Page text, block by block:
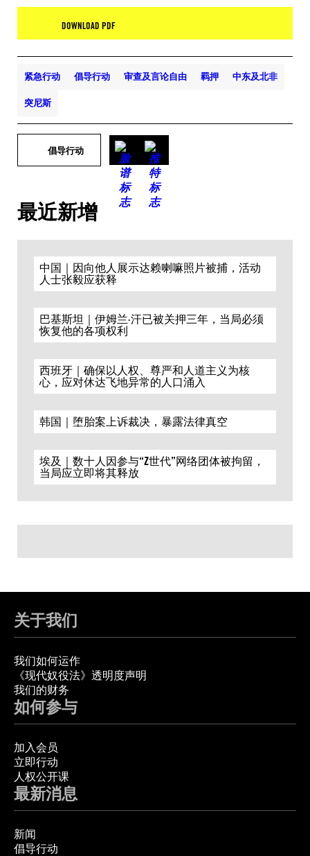
DOWNLOAD PDF
紧急行动 倡导行动 审查及言论自由 羁押 中东及北非
突尼斯
倡导行动
最近新增
中国｜因向他人展示达赖喇嘛照片被捕，活动
人士张毅应获释
巴基斯坦｜伊姆兰·汗已被关押三年，当局必须
恢复他的各项权利
西班牙｜确保以人权、尊严和人道主义为核
心，应对休达飞地异常的人口涌入
韩国｜堕胎案上诉裁决，暴露法律真空
埃及｜数十人因参与“Z世代”网络团体被拘留，
当局应立即将其释放
关于我们
我们如何运作
《现代奴役法》透明度声明
我们的财务
如何参与
加入会员
立即行动
人权公开课
最新消息
新闻
倡导行动